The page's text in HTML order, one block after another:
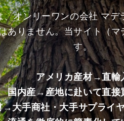
数
量
を
減
ら
す
、オンリーワンの会社 マ
ありません。当サイト（
す。
アメリカ産材→直輸
国内産→産地に赴いて直接
→大手商社・大手サプライ